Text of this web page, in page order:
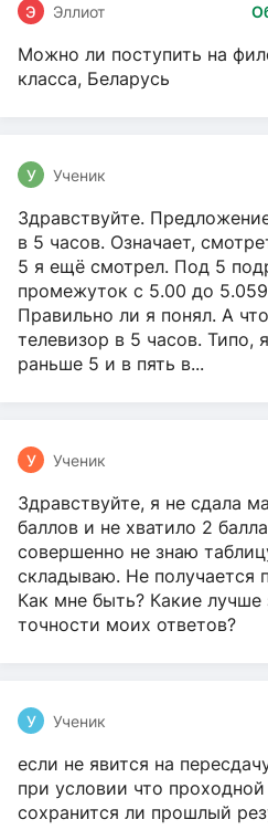
Э Эллиот
Можно ли поступить на
класса, Беларусь
У Ученик
Здравствуйте.
в 5 часов. Означает,
5 я ещё смотрел. Под 5
промежуток с 5.00 до
Правильно ли я понял. А
телевизор в 5 часов. Типо,
раньше 5 и в пять в...
У Ученик
Здравствуйте, я не сдала
баллов и не хватило 2
совершенно не знаю
складываю. Не получается
Как мне быть? Какие лучше
точности моих ответов?
У Ученик
если не явится на
при условии что
сохранится ли прошлый